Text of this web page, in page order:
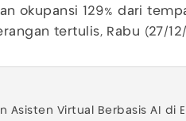
okupansi 129% dari
tertulis, Rabu (27/
Asisten Virtual Berbasis AI di